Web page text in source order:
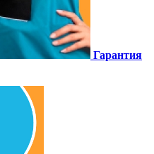
Гарантия